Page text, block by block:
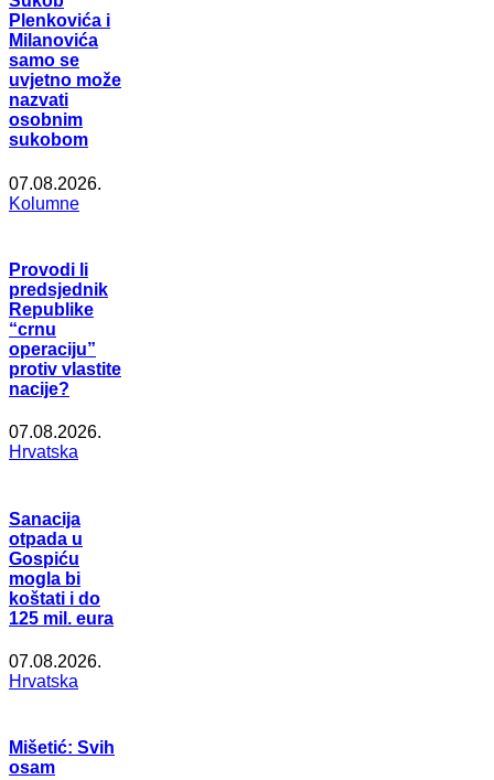
Plenkovića i
Milanovića
samo se
uvjetno može
nazvati
osobnim
sukobom
07.08.2026.
Kolumne
Provodi li
predsjednik
Republike
“crnu
operaciju”
protiv vlastite
nacije?
07.08.2026.
Hrvatska
Sanacija
otpada u
Gospiću
mogla bi
koštati i do
125 mil. eura
07.08.2026.
Hrvatska
Mišetić: Svih
osam